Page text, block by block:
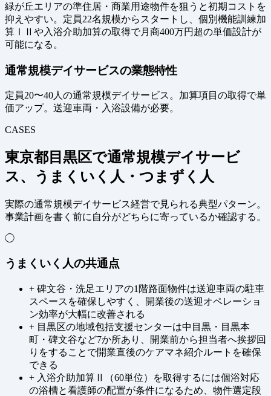
緑が丘エリアの準住居・商業用途物件を狙うと初期コストを
抑えやすい。定員22名規模からスタートし、個別機能訓練加
算ⅠⅡや入浴介助加算の取得で月商400万円超の単価設計が
可能になる。
通常規模デイサービスの業態特性
定員20〜40人の通常規模デイサービス。加算項目の取得で単
価アップ。送迎車両・入浴設備が必要。
CASES
東京都目黒区で通常規模デイサービ
ス、うまくいく人・つまずく人
実際の通常規模デイサービス経営で見られる典型パターン。
事業計画を書く前に自分がどちらに寄っているか確認する。
◯
うまくいく人の共通点
+ 碑文谷・洗足エリアの1階路面物件は送迎車両の駐車
スペースを確保しやすく、開業後の送迎オペレーショ
ン効率が大幅に改善される
+ 目黒区の地域包括支援センターは中目黒・目黒本
町・碑文谷など7か所あり、開業前から担当者へ挨拶回
りをすることで開業直後のケアマネ紹介ルートを確保
できる
+ 入浴介助加算Ⅱ（60単位）を取得するには個浴対応
の浴槽と看護師の配置が条件になるため、物件選定段